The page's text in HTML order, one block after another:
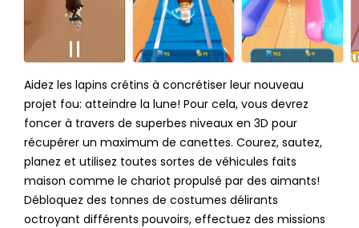
Aidez les lapins crétins à concrétiser leur nouveau
projet fou: atteindre la lune! Pour cela, vous devrez
foncer à travers de superbes niveaux en 3D pour
récupérer un maximum de canettes. Courez, sautez,
planez et utilisez toutes sortes de véhicules faits
maison comme le chariot propulsé par des aimants!
Débloquez des tonnes de costumes délirants
octroyant différents pouvoirs, effectuez des missions